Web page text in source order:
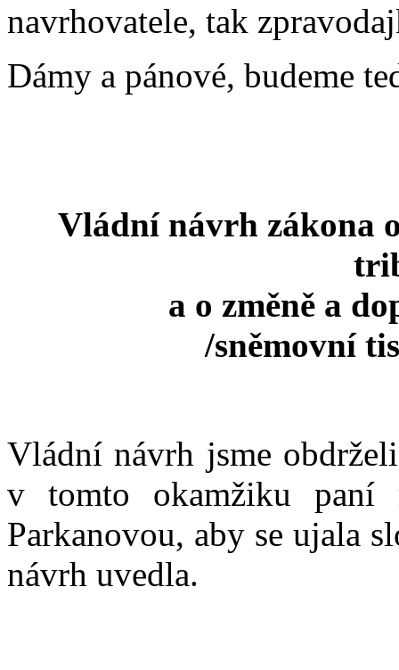
navrhovatele, tak
Dámy a pánové, budeme
Vládní návrh zákona
a o změně a
/sněmovní
Vládní návrh jsme
v tomto okamžiku paní
Parkanovou, aby se ujala
návrh uvedla.